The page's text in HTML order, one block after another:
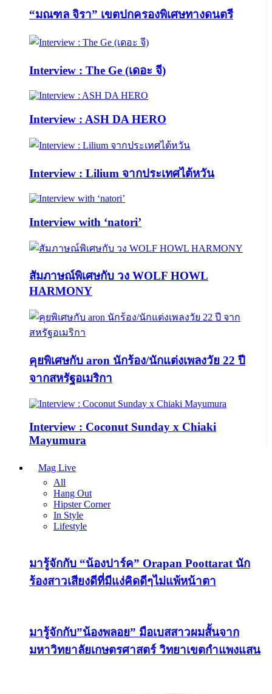
“มณฑล จิรา” เขตปกครองพิเศษทางดนตรี
Interview : The Ge (เดอะ จี)
Interview : ASH DA HERO
Interview : Lilium จากประเทศไต้หวัน
Interview with ‘natori’
สัมภาษณ์พิเศษกับ วง WOLF HOWL
HARMONY
คุยพิเศษกับ aron นักร้อง/นักแต่งเพลงวัย 22 ปี
จากสหรัฐอเมริกา
Interview : Coconut Sunday x Chiaki
Mayumura
Mag Live
All
Hang Out
Hipster Corner
In Style
Lifestyle
มารู้จักกับ “น้องปาร์ค” Orapan Poottarat นัก
ร้องสาวเสียงดีที่มีแง่คิดดีๆไม่แพ้หน้าตา
มารู้จักกับ”น้องพลอย” มือเบสสาวผมสั้นจาก
มหาวิทยาลัยเกษตรศาสตร์ วิทยาเขตกำแพงแสน